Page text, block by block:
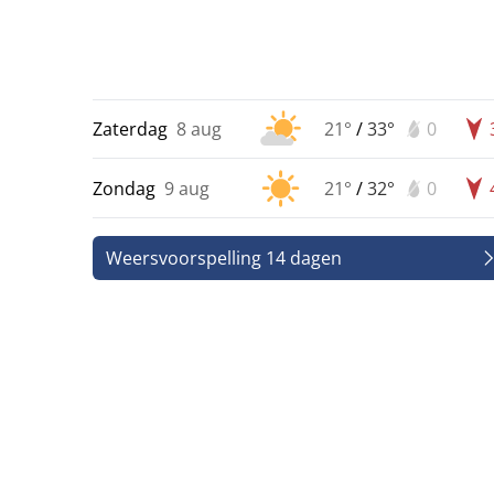
Zaterdag 8 aug 21° /33° 0
Zondag 9 aug 21° /32° 0
Weersvoorspelling 14 dagen